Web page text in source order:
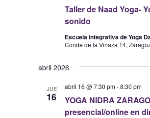
Taller de Naad Yoga-
sonido
Escuela integrativa de Yoga
Conde de la Viñaza 14,
abril 2026
JUE
16
YOGA NIDRA
presencial/online en
abril 16 @ 7:30 pm-8:30 pm